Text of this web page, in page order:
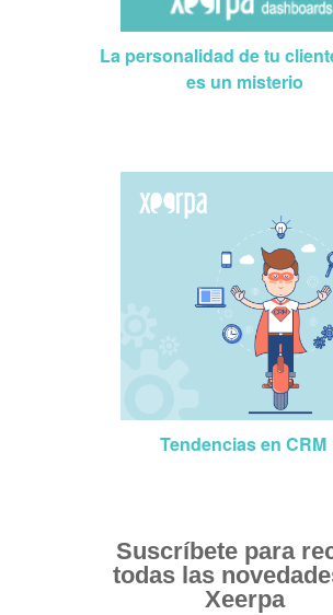
La personalidad de tu
es un misterio
Tendencias en CRM
Suscríbete para
todas las
Xeerpa